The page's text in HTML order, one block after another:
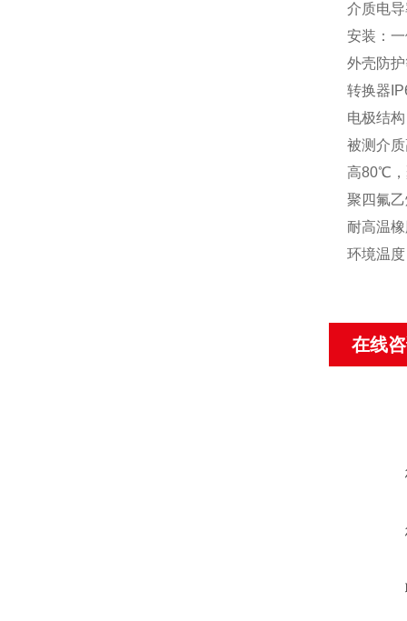
介质电
安装：
外壳防
转换器
电极结
被测介
高80℃
聚四氟
耐高温
环境温
在线